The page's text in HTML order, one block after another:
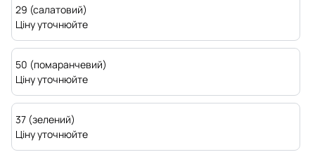
29 (салатовий)
Ціну уточнюйте
50 (помаранчевий)
Ціну уточнюйте
37 (зелений)
Ціну уточнюйте